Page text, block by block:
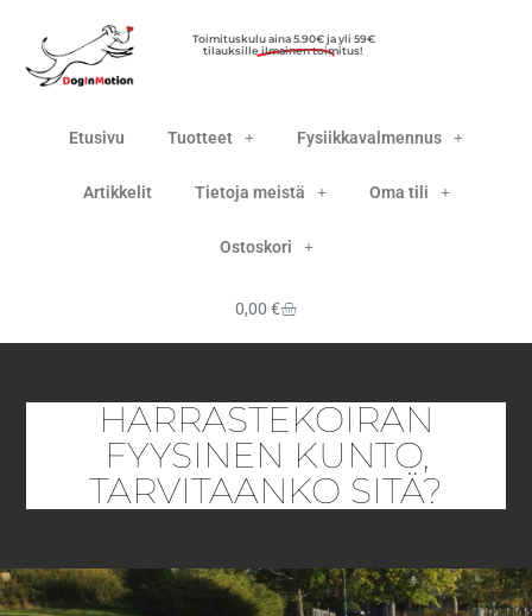
Toimituskulu aina 5.90€ ja yli 59€
tilauksille ilmainen toimitus!
Etusivu Tuotteet Fysiikkavalmennus
Artikkelit Tietoja meistä Oma tili
Ostoskori
0,00 €
HARRASTEKOIRAN
FYYSINEN KUNTO,
TARVITAANKO SITÄ?